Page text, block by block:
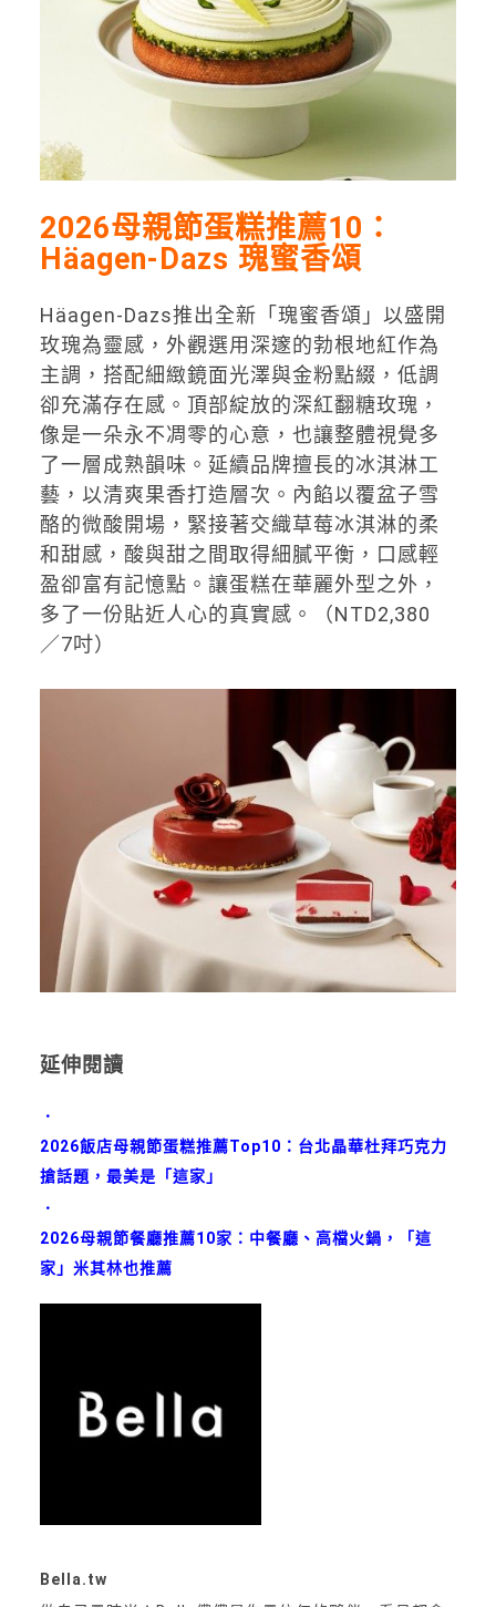
2026母親節蛋糕推薦10：
Häagen-Dazs 瑰蜜香頌
Häagen-Dazs推出全新「瑰蜜香頌」以盛開
玫瑰為靈感，外觀選用深邃的勃根地紅作為
主調，搭配細緻鏡面光澤與金粉點綴，低調
卻充滿存在感。頂部綻放的深紅翻糖玫瑰，
像是一朵永不凋零的心意，也讓整體視覺多
了一層成熟韻味。延續品牌擅長的冰淇淋工
藝，以清爽果香打造層次。內餡以覆盆子雪
酪的微酸開場，緊接著交織草莓冰淇淋的柔
和甜感，酸與甜之間取得細膩平衡，口感輕
盈卻富有記憶點。讓蛋糕在華麗外型之外，
多了一份貼近人心的真實感。（NTD2,380
／7吋）
延伸閱讀
．
2026飯店母親節蛋糕推薦Top10：台北晶華杜拜巧克力
搶話題，最美是「這家」
．
2026母親節餐廳推薦10家：中餐廳、高檔火鍋，「這
家」米其林也推薦
Bella.tw